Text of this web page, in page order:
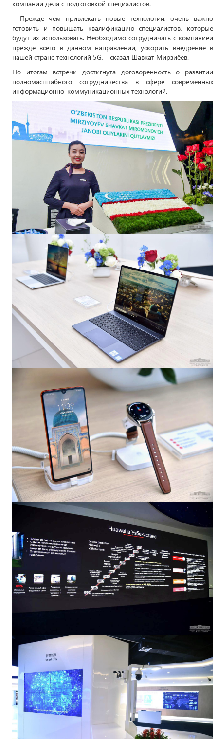
компании дела с подготовкой специалистов.
- Прежде чем привлекать новые технологии, очень важно
готовить и повышать квалификацию специалистов, которые
будут их использовать. Необходимо сотрудничать с компанией
прежде всего в данном направлении, ускорить внедрение в
нашей стране технологий 5G, - сказал Шавкат Мирзиёев.
По итогам встречи достигнута договоренность о развитии
полномасштабного сотрудничества в сфере современных
информационно-коммуникационных технологий.